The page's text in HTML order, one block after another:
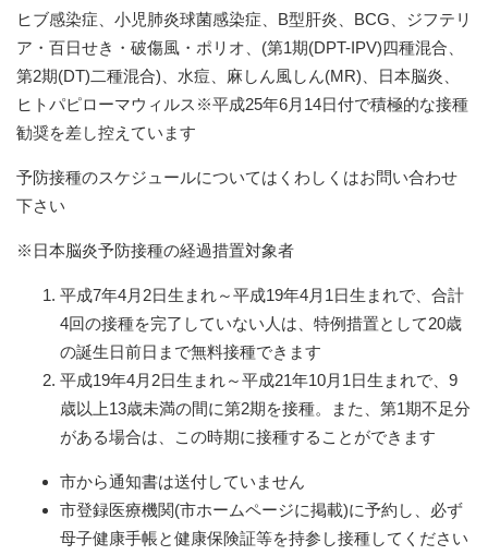
ヒブ感染症、小児肺炎球菌感染症、B型肝炎、BCG、ジフテリ
ア・百日せき・破傷風・ポリオ、(第1期(DPT-IPV)四種混合、
第2期(DT)二種混合)、水痘、麻しん風しん(MR)、日本脳炎、
ヒトパピローマウィルス※平成25年6月14日付で積極的な接種
勧奨を差し控えています
予防接種のスケジュールについてはくわしくはお問い合わせ
下さい
※日本脳炎予防接種の経過措置対象者
平成7年4月2日生まれ～平成19年4月1日生まれで、合計
4回の接種を完了していない人は、特例措置として20歳
の誕生日前日まで無料接種できます
平成19年4月2日生まれ～平成21年10月1日生まれで、9
歳以上13歳未満の間に第2期を接種。また、第1期不足分
がある場合は、この時期に接種することができます
市から通知書は送付していません
市登録医療機関(市ホームページに掲載)に予約し、必ず
母子健康手帳と健康保険証等を持参し接種してください